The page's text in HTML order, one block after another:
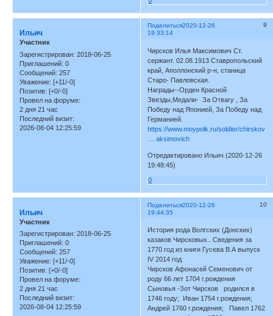
Поделиться 9
2020-12-26
19:33:14
Ильич
Участник
Зарегистрирован: 2018-06-25
Приглашений: 0
Сообщений: 257
Уважение: [+11/-0]
Позитив: [+0/-0]
Провел на форуме:
2 дня 21 час
Последний визит:
2026-08-04 12:25:59
Чирсков Илья Максимович Ст.
сержант. 02.08.1913 Ставропольский
край, Аполлонский р-н, станица
Старо- Павловская.
Награды--Орден Красной
Звезды,Медали- За Отвагу , За
Победу над Японией, За Победу над
Германией.
https://www.moypolk.ru/soldier/chirskov
… aksimovich
Отредактировано Ильич (2020-12-26
19:48:45)
0
Поделиться 10
2020-12-26
19:44:35
Ильич
Участник
Зарегистрирован: 2018-06-25
Приглашений: 0
Сообщений: 257
Уважение: [+11/-0]
Позитив: [+0/-0]
Провел на форуме:
2 дня 21 час
Последний визит:
2026-08-04 12:25:59
История рода Волгских (Донских)
казаков Чирсковых.. Сведения за
1770 год из книги Гусева В.А выпуск
IV 2014 год
Чирсков Афонасей Семенович от
роду 66 лет 1704 г.рождения
Сыновья -Зот Чирсков родился в
1746 году; Иван 1754 г.рождения;
Андрей 1760 г.рождения; Павел 1762